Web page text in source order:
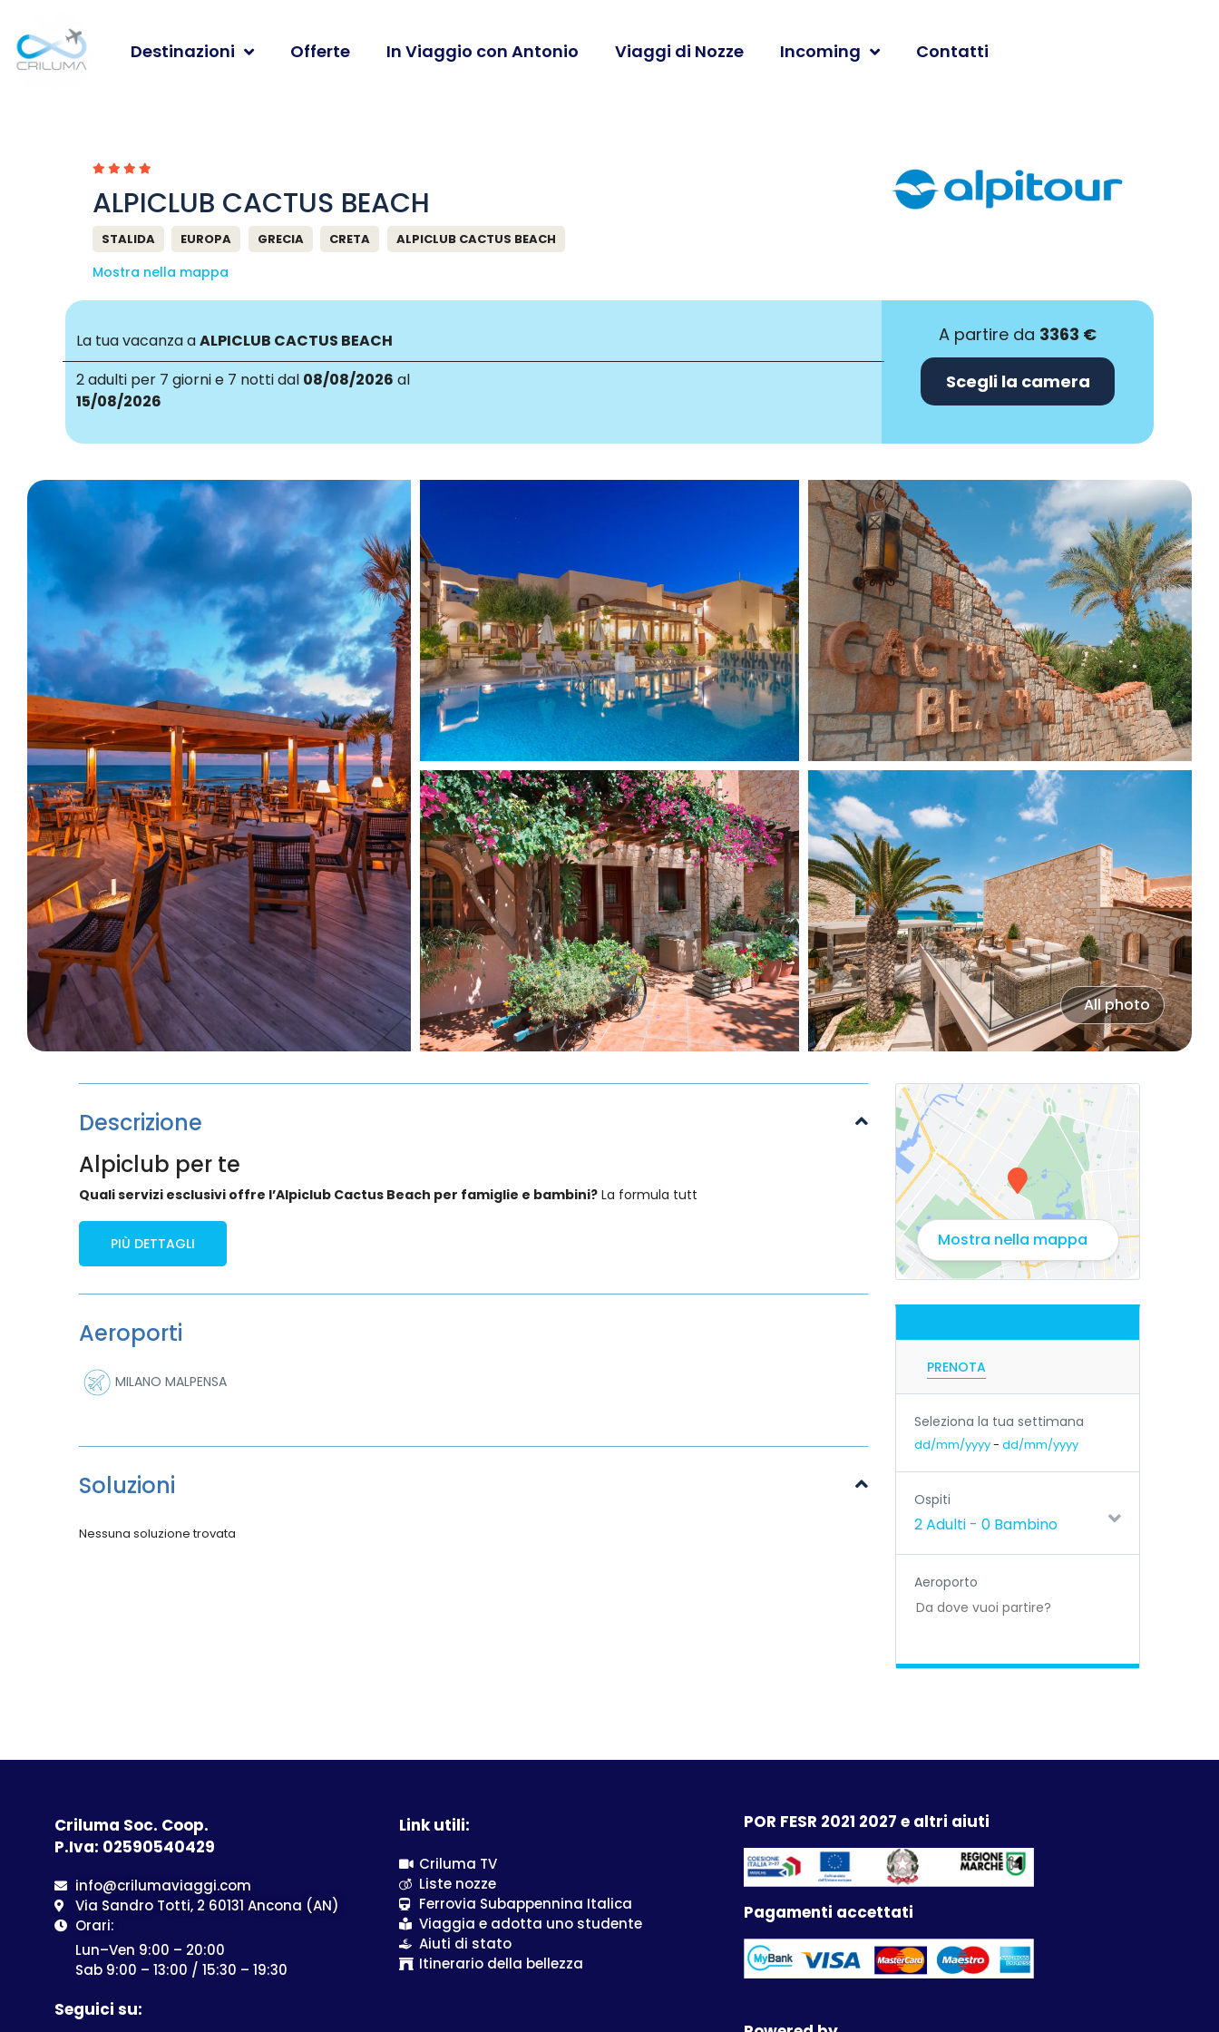
Destinazioni Offerte In Viaggio con Antonio Viaggi di Nozze Incoming Contatti
ALPICLUB CACTUS BEACH
STALIDA EUROPA GRECIA CRETA ALPICLUB CACTUS BEACH
Mostra nella mappa
La tua vacanza aALPICLUB CACTUS BEACH
2 adulti per 7 giorni e 7 notti dal 08/08/2026 al
15/08/2026
A partire da 3363 €
Scegli la camera
All photo
Descrizione
Alpiclub per te
Quali servizi esclusivi offre l’Alpiclub Cactus Beach per famiglie e bambini? La formula tutt
PIÙ DETTAGLI
Aeroporti
MILANO MALPENSA
Soluzioni
Nessuna soluzione trovata
Mostra nella mappa
PRENOTA
Seleziona la tua settimana
dd/mm/yyyy- dd/mm/yyyy
Ospiti
2 Adulti - 0 Bambino
Aeroporto
Criluma Soc. Coop.
P.Iva: 02590540429
info@crilumaviaggi.com
Via Sandro Totti, 2 60131 Ancona (AN)
Orari:
Lun–Ven 9:00 – 20:00
Sab 9:00 – 13:00 / 15:30 – 19:30
Seguici su:
Link utili:
Criluma TV
Liste nozze
Ferrovia Subappennina Italica
Viaggia e adotta uno studente
Aiuti di stato
Itinerario della bellezza
POR FESR 2021 2027 e altri aiuti
Pagamenti accettati